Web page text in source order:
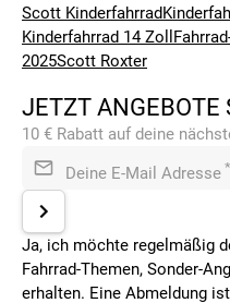
Scott Kinderfahrrad
Kinderfahrrad 14 Zoll
2025Scott Roxter
JETZT ANGEBOTE
10 € Rabatt auf deine
Deine E-Mail Adresse *
Ja, ich möchte regelmäßig
Fahrrad-Themen, Sonder-
erhalten. Eine Abmeldung